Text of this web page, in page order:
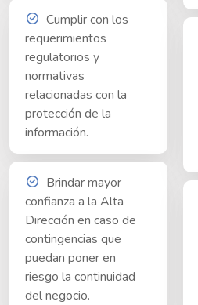
Cumplir con los
requerimientos
regulatorios y
normativas
relacionadas con la
protección de la
información.
Brindar mayor
confianza a la Alta
Dirección en caso de
contingencias que
puedan poner en
riesgo la continuidad
del negocio.